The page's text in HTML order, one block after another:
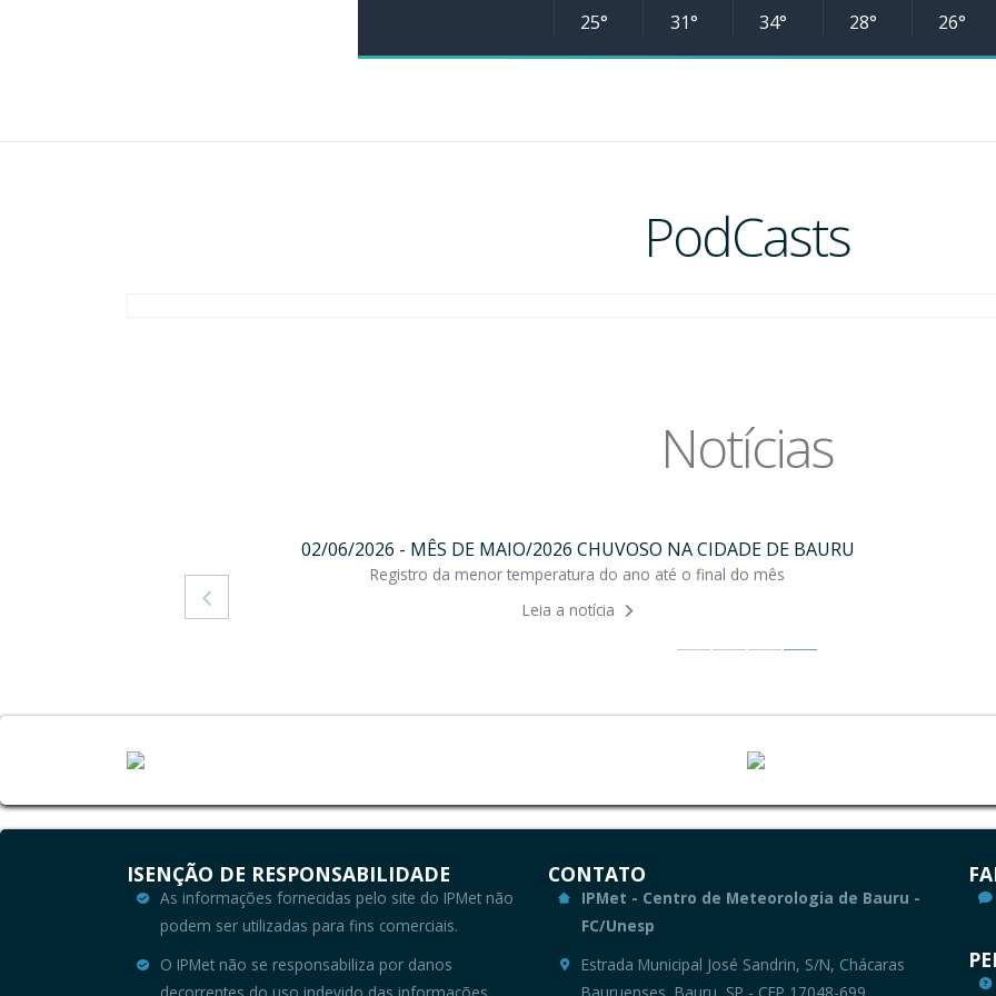
25° 31° 34° 28° 26°
PodCasts
Notícias
02/06/2026 - MÊS DE MAIO/2026 CHUVOSO NA CIDADE DE BAURU
Registro da menor temperatura do ano até o final do mês
Leia a notícia

ISENÇÃO DE RESPONSABILIDADE
As informações fornecidas pelo site do IPMet não
podem ser utilizadas para fins comerciais.
O IPMet não se responsabiliza por danos
decorrentes do uso indevido das informações
CONTATO
IPMet - Centro de Meteorologia de Bauru -
FC/Unesp
Estrada Municipal José Sandrin, S/N, Chácaras
Bauruenses, Bauru, SP - CEP 17048-699